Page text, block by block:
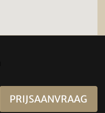
PRIJSAANVRAAG